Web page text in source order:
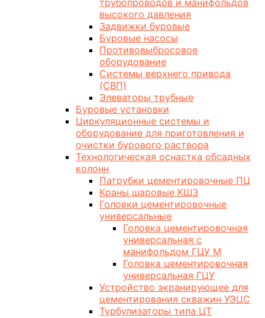
трубопроводов и манифольдов
высокого давления
Задвижки буровые
Буровые насосы
Противовыбросовое
оборудование
Системы верхнего привода
(СВП)
Элеваторы трубные
Буровые установки
Циркуляционные системы и
оборудование для приготовления и
очистки бурового раствора
Технологическая оснастка обсадных
колонн
Патрубки цементировочные ПЦ
Краны шаровые КШЗ
Головки цементировочные
универсальные
Головка цементировочная
универсальная с
манифольдом ГЦУ М
Головка цементировочная
универсальная ГЦУ
Устройство экранирующее для
цементирования скважин УЭЦС
Турбулизаторы типа ЦТ